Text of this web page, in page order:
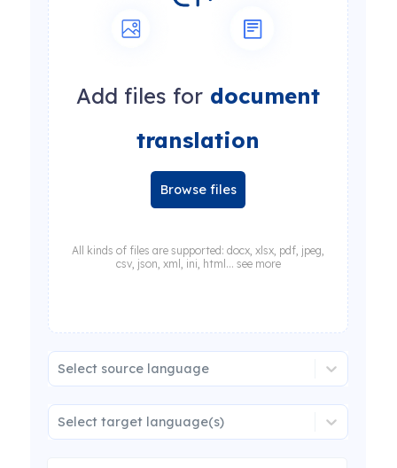
Add files for document
translation
Browse files
All kinds of files are supported: docx, xlsx, pdf, jpeg,
csv, json, xml, ini, html... see more
Select source language
Select target language(s)